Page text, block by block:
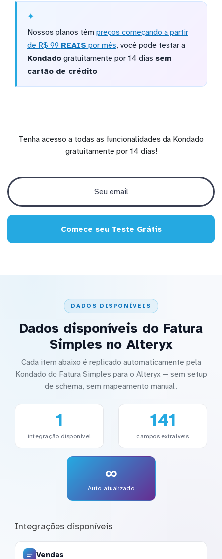
Nossos planos têm preços começando a partir
de R$ 99 REAIS por mês, você pode testar a
Kondadogratuitamente por 14 dias sem
cartão de crédito
Tenha acesso a todas as funcionalidades da Kondado
gratuitamente por 14 dias!
Comece seu Teste Grátis
DADOS DISPONÍVEIS
Dados disponíveis do Fatura
Simples no Alteryx
Cada item abaixo é replicado automaticamente pela
Kondado do Fatura Simples para o Alteryx — sem setup
de schema, sem mapeamento manual.
1
integração disponível
141
campos extraíveis
∞
Auto-atualizado
Integrações disponíveis
Vendas